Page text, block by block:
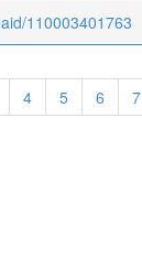
110003401763
4 5 6 7